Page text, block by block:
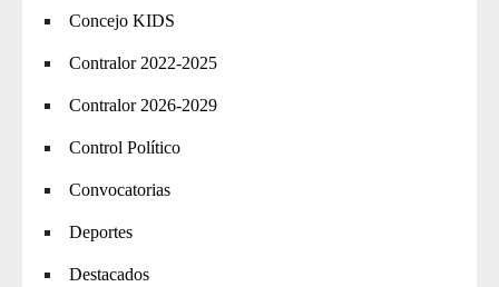
Concejo KIDS
Contralor 2022-2025
Contralor 2026-2029
Control Político
Convocatorias
Deportes
Destacados